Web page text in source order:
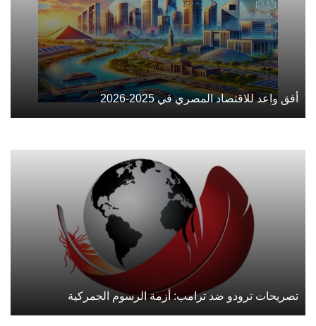
أفق واعد للاقتصاد المصري في 2025-2026
تصريحات ترودو ضد ترامب: أزمة الرسوم الجمركية